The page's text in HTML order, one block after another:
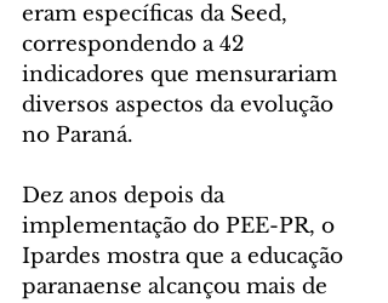
eram específicas da Seed,
correspondendo a 42
indicadores que mensurariam
diversos aspectos da evolução
no Paraná.
Dez anos depois da
implementação do PEE-PR, o
Ipardes mostra que a educação
paranaense alcançou mais de